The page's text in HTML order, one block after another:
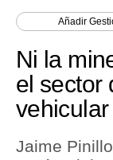
Añadir
Ni la
el sector
Jaime